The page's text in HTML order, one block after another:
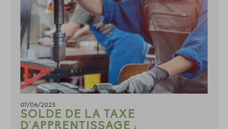
07/06/2023
SOLDE DE LA TAXE
D'APPRENTISSAGE :